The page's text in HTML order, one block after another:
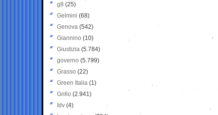
g8 (25)
Gelmini (68)
Genova (542)
Giannino (10)
Giustizia (5.784)
governo (5.799)
Grasso (22)
Green Italia (1)
Grillo (2.941)
Idv (4)